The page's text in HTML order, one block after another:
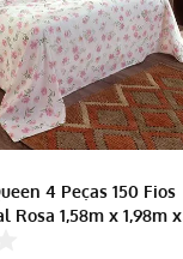
4 Peças 150 Fios
Rosa 1,58m x 1,98m x